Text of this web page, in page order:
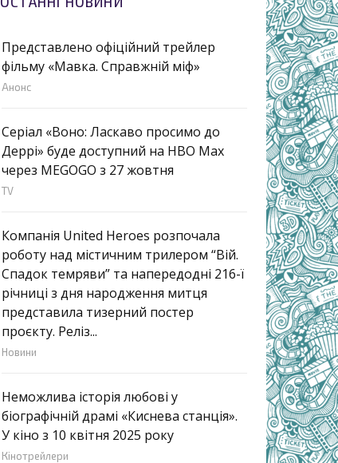
Представлено офіційний трейлер
фільму «Мавка. Справжній міф»
Анонс
Серіал «Воно: Ласкаво просимо до
Деррі» буде доступний на HBO Max
через MEGOGO з 27 жовтня
TV
Компанія United Heroes розпочала
роботу над містичним трилером “Вій.
Спадок темряви” та напередодні 216-ї
річниці з дня народження митця
представила тизерний постер
проєкту. Реліз...
Новини
Неможлива історія любові у
біографічній драмі «Киснева станція».
У кіно з 10 квітня 2025 року
Кінотрейлери